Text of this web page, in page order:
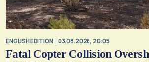
ENGLISH EDITION 03.08.2026, 20:05
Fatal Copter Collision